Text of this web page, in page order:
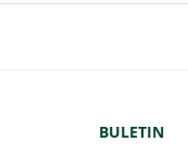
BULETIN